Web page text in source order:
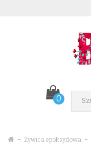
0
Żywica epoksydowa